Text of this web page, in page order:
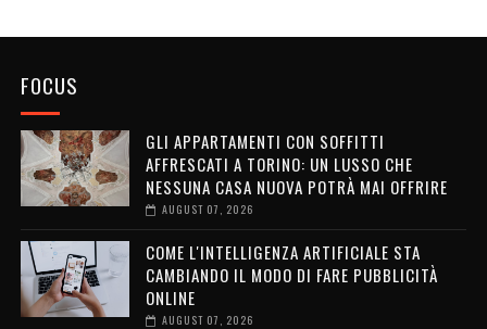
FOCUS
GLI APPARTAMENTI CON SOFFITTI
AFFRESCATI A TORINO: UN LUSSO CHE
NESSUNA CASA NUOVA POTRÀ MAI OFFRIRE
AUGUST 07, 2026
COME L'INTELLIGENZA ARTIFICIALE STA
CAMBIANDO IL MODO DI FARE PUBBLICITÀ
ONLINE
AUGUST 07, 2026